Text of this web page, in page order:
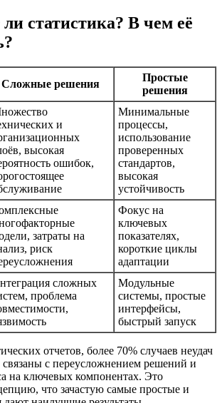
статистика? В чем её
Сложные решения
Простые
решения
и
высокая
ошибок,
Минимальные
процессы,
использование
проверенных
стандартов,
высокая
устойчивость
затраты на
риск
Фокус на
ключевых
показателях,
короткие циклы
адаптации
сложных
проблема
Модульные
системы, простые
интерфейсы,
быстрый запуск
отчетов, более 70% случаев неудач
с переусложнением решений и
на ключевых компонентах. Это
что зачастую самые простые и